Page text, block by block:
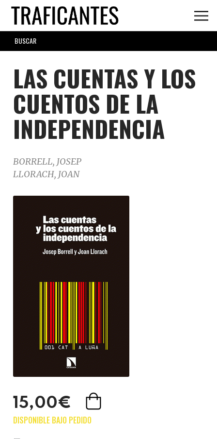
Skip
main
content
SEARCH
FORM
LAS CUENTAS Y LOS
CUENTOS DE LA
INDEPENDENCIA
BORRELL, JOSEP
LLORACH, JOAN
15,00€